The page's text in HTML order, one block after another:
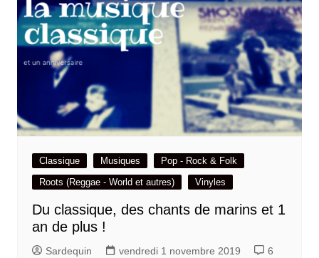
Classique Musiques
Pop - Rock & Folk
Roots (Reggae - World et autres)
Vinyles
Du classique, des chants de marins et 1
an de plus !
Sardequin vendredi 1 novembre 2019 6